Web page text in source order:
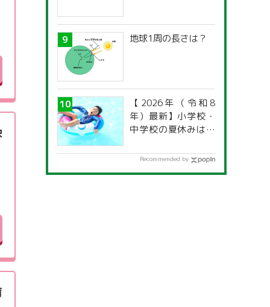
地球1周の長さは？
【2026年（令和8
年）最新】小学校・
中学校の夏休みはい
道府県別「夏季休暇
Recommended by